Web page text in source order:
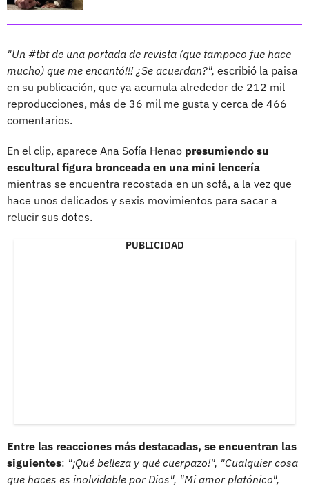
"Un #tbt de una portada de revista (que tampoco fue hace
mucho) que me encantó!!! ¿Se acuerdan?", escribió la paisa
en su publicación, que ya acumula alrededor de 212 mil
reproducciones, más de 36 mil me gusta y cerca de 466
comentarios.
En el clip, aparece Ana Sofía Henao presumiendo su
escultural figura bronceada en una mini lencería
mientras se encuentra recostada en un sofá, a la vez que
hace unos delicados y sexis movimientos para sacar a
relucir sus dotes.
PUBLICIDAD
Entre las reacciones más destacadas, se encuentran las
siguientes: "¡Qué belleza y qué cuerpazo!", "Cualquier cosa
que haces es inolvidable por Dios", "Mi amor platónico",